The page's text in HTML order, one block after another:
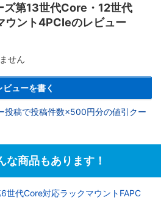
第13世代Core・12世代
ウント4PCIeのレビュー
せん
ビューを書く
投稿で投稿件数×500円分の値引クー
な商品もあります！
世代Core対応ラックマウントFAPC